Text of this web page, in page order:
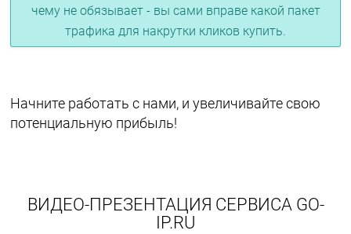
чему не обязывает - вы сами вправе какой пакет
трафика для накрутки кликов купить.
Начните работать с нами, и увеличивайте свою
потенциальную прибыль!
ВИДЕО-ПРЕЗЕНТАЦИЯ СЕРВИСА GO-
IP.RU